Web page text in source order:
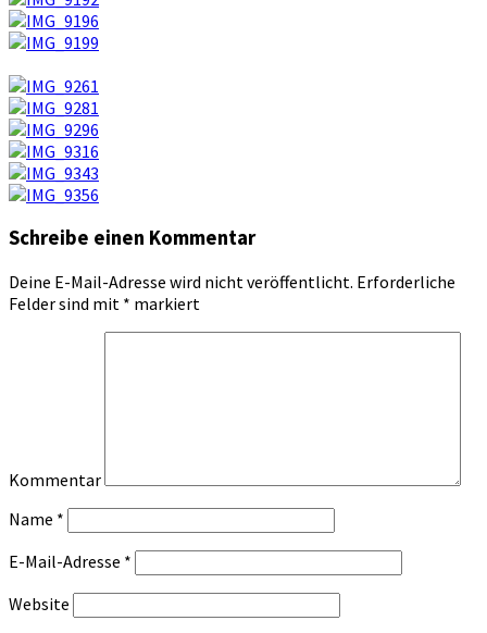
Schreibe einen Kommentar
Deine E-Mail-Adresse wird nicht veröffentlicht. Erforderliche
Felder sind mit * markiert
Kommentar
Name *
E-Mail-Adresse *
Website